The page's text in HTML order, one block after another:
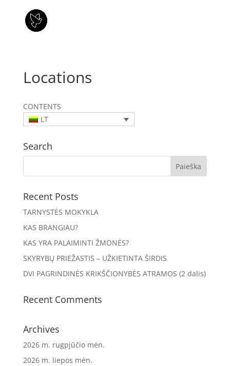
Locations
CONTENTS
LT
Search
Recent Posts
TARNYSTĖS MOKYKLA
KAS BRANGIAU?
KAS YRA PALAIMINTI ŽMONĖS?
SKYRYBŲ PRIEŽASTIS – UŽKIETINTA ŠIRDIS
DVI PAGRINDINĖS KRIKŠČIONYBĖS ATRAMOS (2 dalis)
Recent Comments
Archives
2026 m. rugpjūčio mėn.
2026 m. liepos mėn.